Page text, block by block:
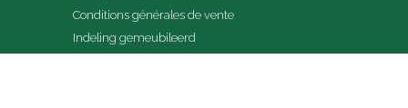
Conditions générales de vente
Indeling gemeubileerd